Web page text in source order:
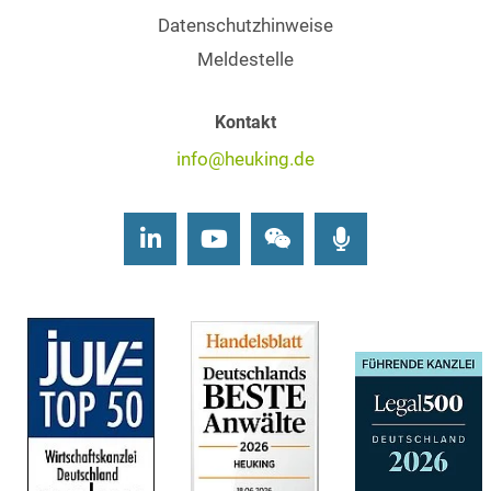
Datenschutzhinweise
Meldestelle
Kontakt
info@heuking.de
LinkedInYoutubeWechat